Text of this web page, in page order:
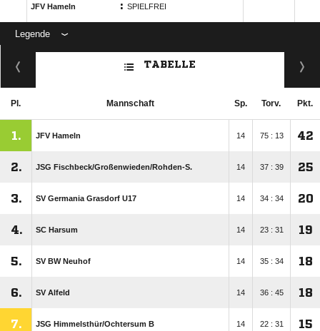
JFV Hameln : SPIELFREI
Legende
ANZEIGE
TABELLE
Pl. Mannschaft Sp. Torv. Pkt.
1. JFV Hameln 14 75 : 13 42
2. JSG Fischbeck/​Großenwieden/​Rohden-S. 14 37 : 39 25
3. SV Germania Grasdorf U17 14 34 : 34 20
4. SC Harsum 14 23 : 31 19
5. SV BW Neuhof 14 35 : 34 18
6. SV Alfeld 14 36 : 45 18
7. JSG Himmelsthür/​Ochtersum B 14 22 : 31 15